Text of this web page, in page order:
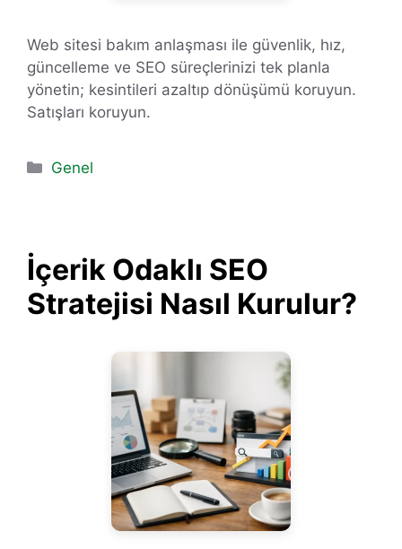
Web sitesi bakım anlaşması ile güvenlik, hız,
güncelleme ve SEO süreçlerinizi tek planla
yönetin; kesintileri azaltıp dönüşümü koruyun.
Satışları koruyun.
Kategoriler
Genel
İçerik Odaklı SEO
Stratejisi Nasıl Kurulur?